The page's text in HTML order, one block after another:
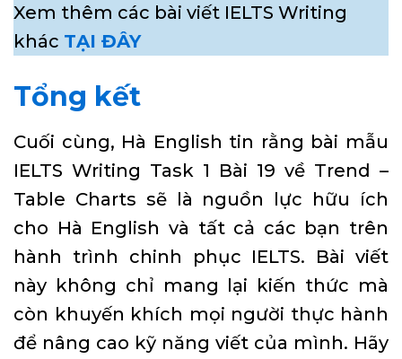
Xem thêm các bài viết IELTS Writing
khác TẠI ĐÂY
Tổng kết
Cuối cùng, Hà English tin rằng bài mẫu
IELTS Writing Task 1 Bài 19 về Trend –
Table Charts sẽ là nguồn lực hữu ích
cho Hà English và tất cả các bạn trên
hành trình chinh phục IELTS. Bài viết
này không chỉ mang lại kiến thức mà
còn khuyến khích mọi người thực hành
để nâng cao kỹ năng viết của mình. Hãy